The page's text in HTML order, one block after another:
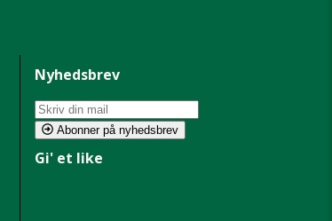
Nyhedsbrev
Abonner på nyhedsbrev
Gi' et like